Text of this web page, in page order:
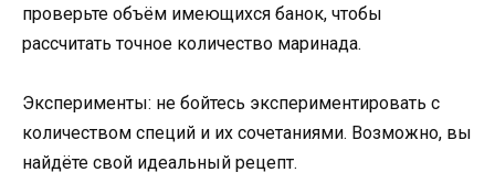
проверьте объём имеющихся банок, чтобы
рассчитать точное количество маринада.
Эксперименты: не бойтесь экспериментировать с
количеством специй и их сочетаниями. Возможно, вы
найдёте свой идеальный рецепт.